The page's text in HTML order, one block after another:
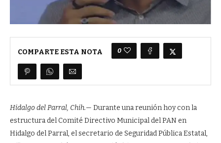
COMPARTE ESTA NOTA 0
Hidalgo del Parral, Chih.— Durante una reunión hoy con la
estructura del Comité Directivo Municipal del PAN en
Hidalgo del Parral, el secretario de Seguridad Pública Estatal,